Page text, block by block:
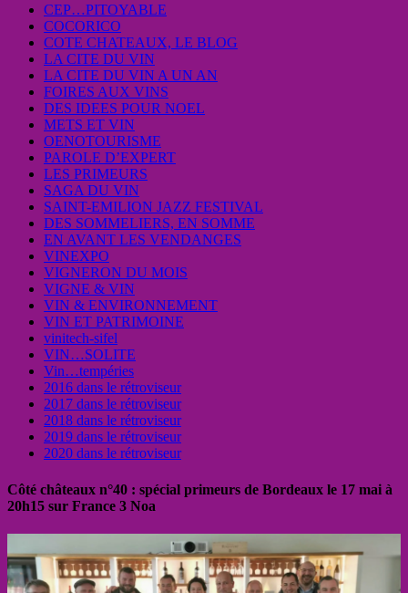
CEP…PITOYABLE
COCORICO
COTE CHATEAUX, LE BLOG
LA CITE DU VIN
LA CITE DU VIN A UN AN
FOIRES AUX VINS
DES IDEES POUR NOEL
METS ET VIN
OENOTOURISME
PAROLE D’EXPERT
LES PRIMEURS
SAGA DU VIN
SAINT-EMILION JAZZ FESTIVAL
DES SOMMELIERS, EN SOMME
EN AVANT LES VENDANGES
VINEXPO
VIGNERON DU MOIS
VIGNE & VIN
VIN & ENVIRONNEMENT
VIN ET PATRIMOINE
vinitech-sifel
VIN…SOLITE
Vin…tempéries
2016 dans le rétroviseur
2017 dans le rétroviseur
2018 dans le rétroviseur
2019 dans le rétroviseur
2020 dans le rétroviseur
Côté châteaux n°40 : spécial primeurs de Bordeaux le 17 mai à
20h15 sur France 3 Noa